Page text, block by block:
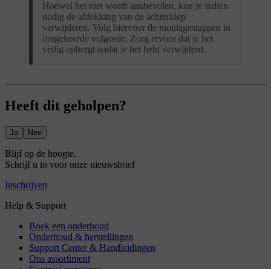
Hoewel het niet wordt aanbevolen, kun je indien
nodig de afdekking van de achterklep
verwijderen. Volg hiervoor de montagestappen in
omgekeerde volgorde. Zorg ervoor dat je het
veilig opbergt nadat je het hebt verwijderd.
Heeft dit geholpen?
Ja Nee